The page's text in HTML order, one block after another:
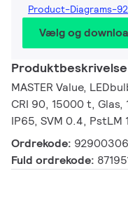
Product-Diagrams-
Vælg og
Produktbeskrivelse
MASTER Value,
CRI 90, 15000 t, Glas,
IP65, SVM 0.4, PstLM 1
Ordrekode:
Fuld ordrekode: